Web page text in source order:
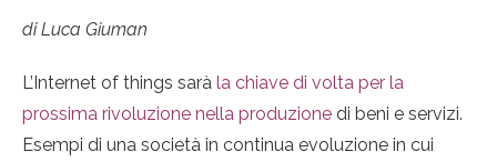
di Luca Giuman
L’Internet of things sarà la chiave di volta per la
prossima rivoluzione nella produzione di beni e servizi.
Esempi di una società in continua evoluzione in cui